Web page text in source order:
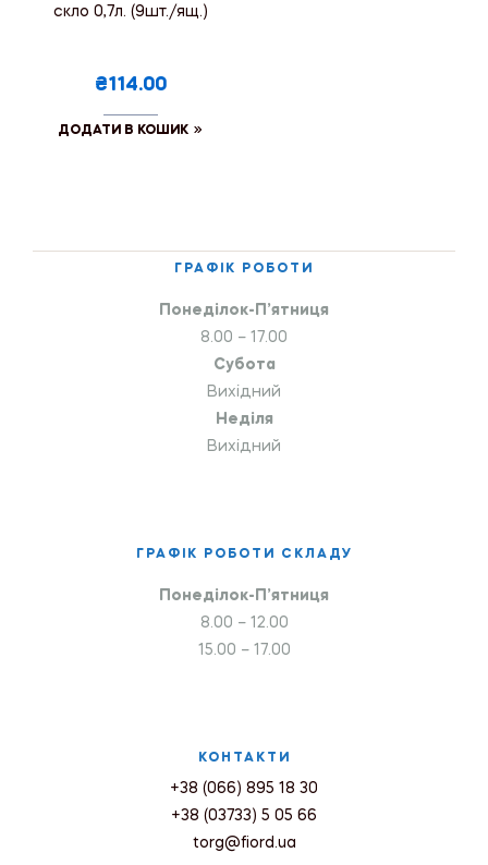
скло 0,7л. (9шт./ящ.)
₴114.00
ДОДАТИ В КОШИК
ГРАФІК РОБОТИ
Понеділок-П’ятниця
8.00 – 17.00
Субота
Вихідний
Неділя
Вихідний
ГРАФІК РОБОТИ СКЛАДУ
Понеділок-П’ятниця
8.00 – 12.00
15.00 – 17.00
КОНТАКТИ
+38 (066) 895 18 30
+38 (03733) 5 05 66
torg@fiord.ua